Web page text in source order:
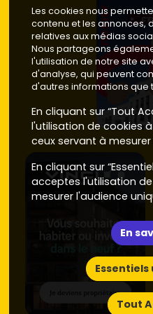
rapide au BAB et aux
emplacement/prix.
• Prix moyen maison
Astuce : vise les opérations
promoteursbien implantés
planning et la qualité. Et
aménagements extérieurs
terrasse), souvent non
Neuf ou ancien,
pour ton projet
Prix d'achat
prestations, compte
, avec des
Chambre d'Amour.
notaire réduitsà
gros travaux au
Maison ancienne à
Les cookies nous
contenu et les annonces,
relatives aux médias
Nous partageons
l'utilisation de notre site
d'analyse, qui peuvent
d'autres informations que
En cliquant sur “Tout
l'utilisation de cookies
ceux servant à
En cliquant sur
acceptes l'utilisation
mesurer l'audience
En
Tout